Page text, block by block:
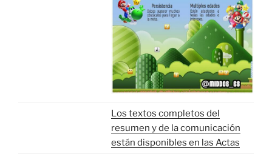
Los textos completos del
resumen y de la comunicación
están disponibles en las Actas